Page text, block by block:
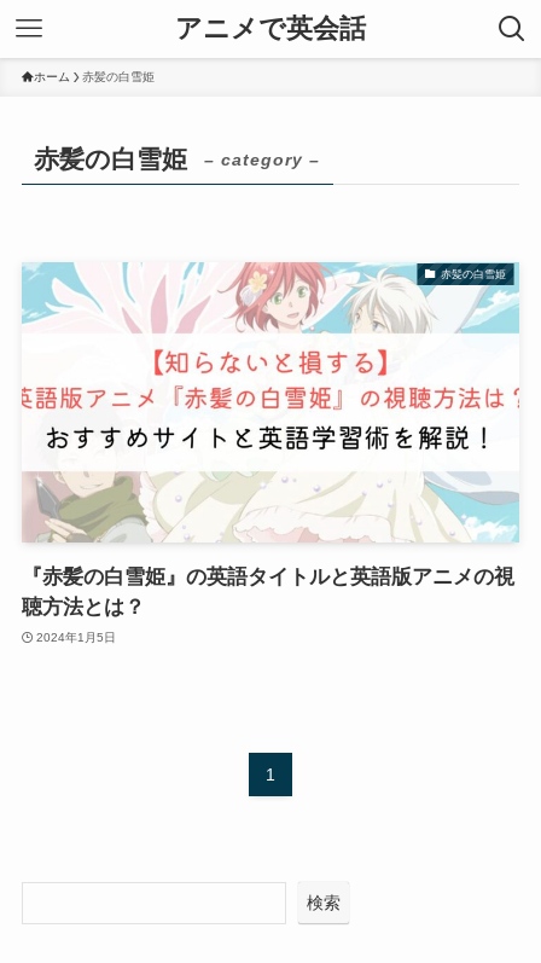
アニメで英会話
ホーム 赤髪の白雪姫
赤髪の白雪姫 – category –
赤髪の白雪姫
『赤髪の白雪姫』の英語タイトルと英語版アニメの視
聴方法とは？
2024年1月5日
1
検索